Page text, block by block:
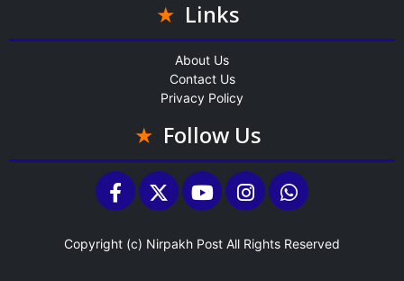
Links
About Us
Contact Us
Privacy Policy
Follow Us
Copyright (c) Nirpakh Post All Rights Reserved